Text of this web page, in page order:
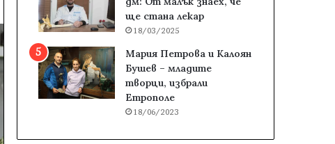
ще стана лекар
18/03/2025
Мария Петрова и Калоян
Бушев – младите
творци, избрали
Етрополе
18/06/2023